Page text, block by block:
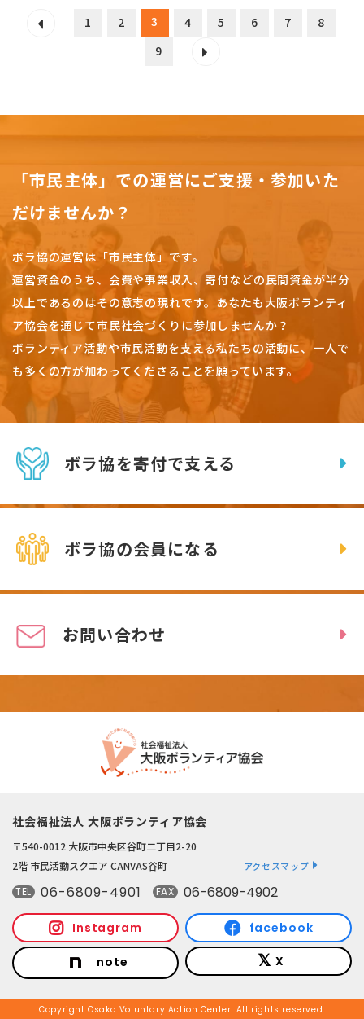
1 2 3 4 5 6 7
8
9
「市民主体」での運営にご支援・参加いた
だけませんか？
ボラ協の運営は「市民主体」です。
運営資金のうち、会費や事業収入、寄付などの民間資金が半分
以上であるのはその意志の現れです。 あなたも大阪ボランティ
ア協会を通じて市民社会づくりに参加しませんか？
ボランティア活動や市民活動を支える私たちの活動に、一人で
も多くの方が加わってくださることを願っています。
ボラ協を寄付で支える
ボラ協の会員になる
お問い合わせ
社会福祉法人 大阪ボランティア協会
〒540-0012 大阪市中央区谷町二丁目2-20
2階 市民活動スクエア CANVAS谷町
アクセスマップ
TEL 06-6809-4901 FAX 06-6809-4902
Instagram facebook
note X
Copyright Osaka Voluntary Action Center. All rights reserved.